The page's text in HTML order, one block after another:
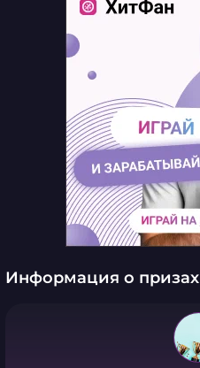
Информация о призах